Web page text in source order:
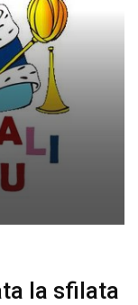
la sfilata